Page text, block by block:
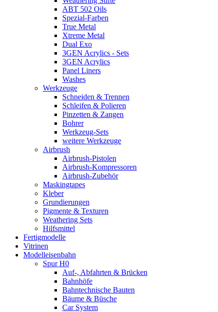
ABT 502 Oils
Spezial-Farben
True Metal
Xtreme Metal
Dual Exo
3GEN Acrylics - Sets
3GEN Acrylics
Panel Liners
Washes
Werkzeuge
Schneiden & Trennen
Schleifen & Polieren
Pinzetten & Zangen
Bohrer
Werkzeug-Sets
weitere Werkzeuge
Airbrush
Airbrush-Pistolen
Airbrush-Kompressoren
Airbrush-Zubehör
Maskingtapes
Kleber
Grundierungen
Pigmente & Texturen
Weathering Sets
Hilfsmittel
Fertigmodelle
Vitrinen
Modelleisenbahn
Spur H0
Auf-, Abfahrten & Brücken
Bahnhöfe
Bahntechnische Bauten
Bäume & Büsche
Car System